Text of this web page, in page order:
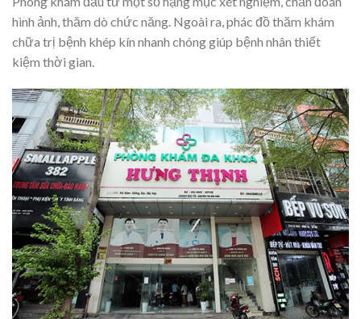
hình ảnh, thăm dò chức năng. Ngoài ra, phác đồ thăm khám
chữa trị bệnh khép kín nhanh chóng giúp bệnh nhân thiết
kiệm thời gian.